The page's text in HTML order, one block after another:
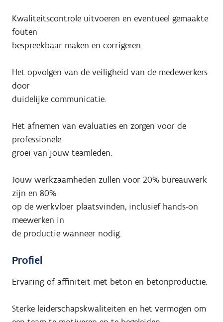
Kwaliteitscontrole uitvoeren en eventueel gemaakte
fouten
bespreekbaar maken en corrigeren.
Het opvolgen van de veiligheid van de medewerkers
door
duidelijke communicatie.
Het afnemen van evaluaties en zorgen voor de
professionele
groei van jouw teamleden.
Jouw werkzaamheden zullen voor 20% bureauwerk
zijn en 80%
op de werkvloer plaatsvinden, inclusief hands-on
meewerken in
de productie wanneer nodig.
Profiel
Ervaring of affiniteit met beton en betonproductie.
Sterke leiderschapskwaliteiten en het vermogen om